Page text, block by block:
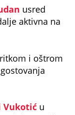
aktivna na
joj zapretila